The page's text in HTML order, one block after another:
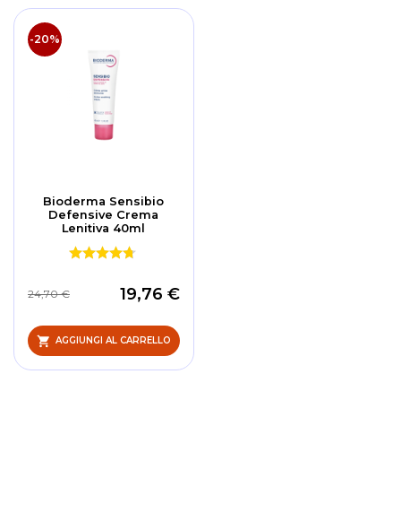
-20%
Bioderma Sensibio
Defensive Crema
Lenitiva 40ml
19,76 €
24,70 €
AGGIUNGI AL CARRELLO